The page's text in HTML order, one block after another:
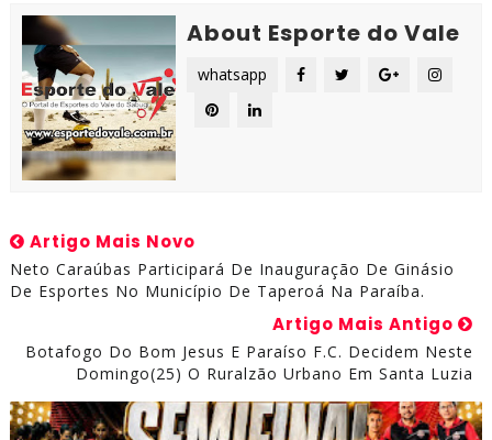
About Esporte do Vale
whatsapp
Artigo Mais Novo
Neto Caraúbas Participará De Inauguração De Ginásio
De Esportes No Município De Taperoá Na Paraíba.
Artigo Mais Antigo
Botafogo Do Bom Jesus E Paraíso F.C. Decidem Neste
Domingo(25) O Ruralzão Urbano Em Santa Luzia